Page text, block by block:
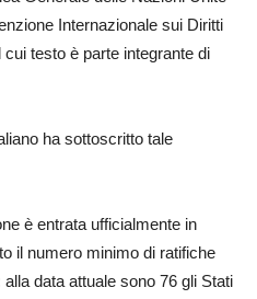
Internazionale sui Diritti
testo è parte integrante di
ha sottoscritto tale
è entrata ufficialmente in
il numero minimo di ratifiche
data attuale sono 76 gli Stati